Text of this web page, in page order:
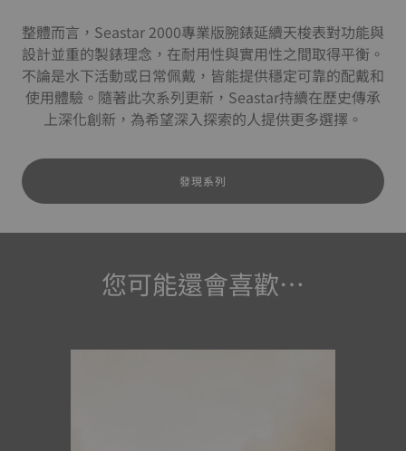
整體而言，Seastar 2000專業版腕錶延續天梭表對功能與
設計並重的製錶理念，在耐用性與實用性之間取得平衡。
不論是水下活動或日常佩戴，皆能提供穩定可靠的配戴和
使用體驗。隨著此次系列更新，Seastar持續在歷史傳承
上深化創新，為希望深入探索的人提供更多選擇。
發現系列
您可能還會喜歡…